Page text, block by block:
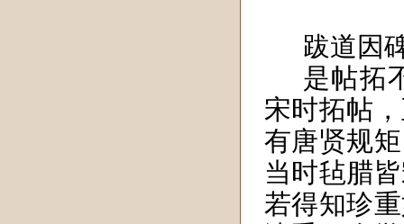
跋道因
是帖拓
宋时拓帖
有唐贤规
当时毡腊
若得知珍